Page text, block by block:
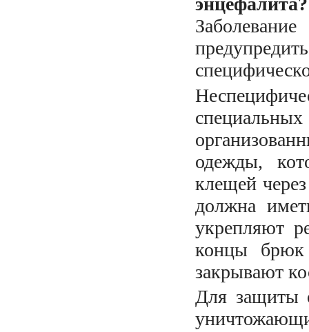
одежды,
клещей
должна
укрепляют
концы
закрывают
Для защиты